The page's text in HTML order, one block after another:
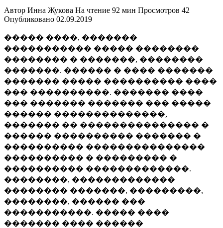
Автор Инна Жукова На чтение 92 мин Просмотров 42
Опубликовано 02.09.2019
����� ����, �������
����������� ����� ��������
�������� � �������, ��������
�������. ������ � ���� �������
������� ����� ���������� ����
��� ����������. ������� ����
��� ������� ������� ��� �����
������ ��������������,
������� �� ��������������� �
������ ���������� ������� �
���������� ���������������
���������� � ��������� �
���������� �������������.
��������, �������������
�������� �������, ���������,
��������, ������ ���
�����������. ����� ����
������� ���� ������